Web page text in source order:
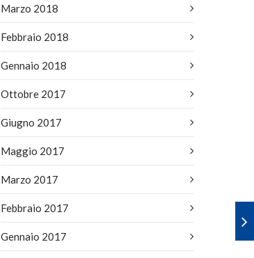
Marzo 2018
Febbraio 2018
Gennaio 2018
Ottobre 2017
Giugno 2017
Maggio 2017
Marzo 2017
Febbraio 2017
Gennaio 2017